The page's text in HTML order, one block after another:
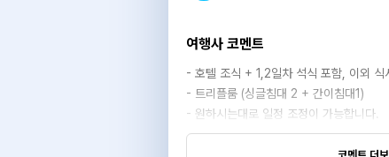
여행사 코멘트
- 호텔 조식 + 1,2일차 석식 포함, 이외 식
- 트리플룸 (싱글침대 2 + 간이침대1)
- 원하시는대로 일정 조정이 가능합니다.